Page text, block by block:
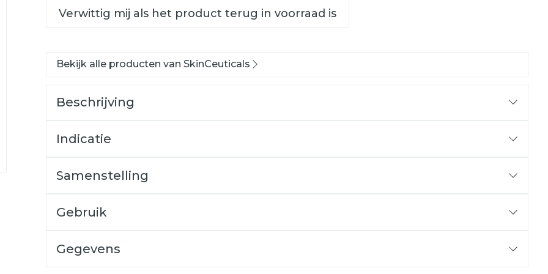
Verwittig mij als het product terug in voorraad is
Bekijk alle producten van SkinCeuticals
Beschrijving
Indicatie
Samenstelling
Gebruik
Gegevens